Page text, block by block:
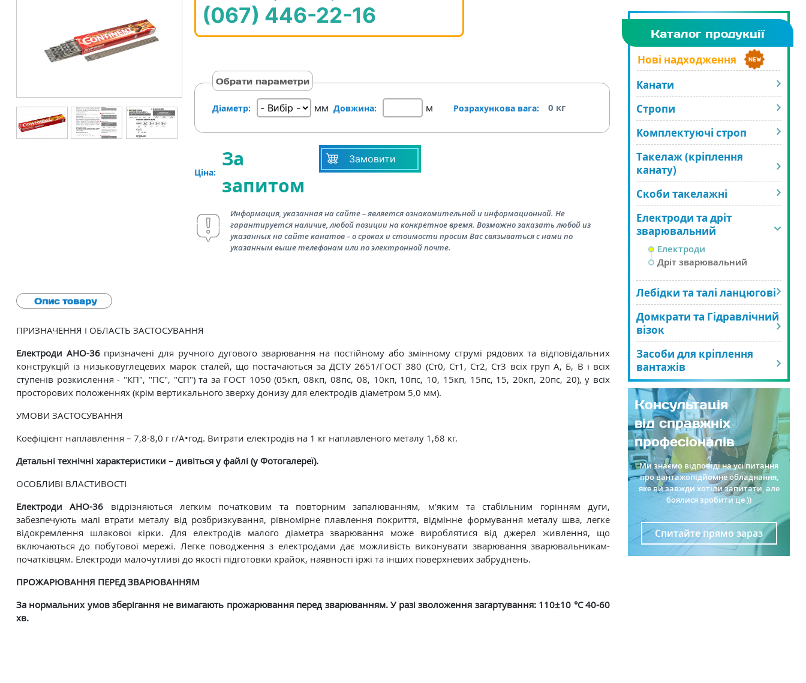
(067) 446-22-16
Обрати параметри
Діаметр: мм Довжина: м Розрахункова вага: 0 кг
Ціна:
За
запитом
Замовити
Информация, указанная на сайте – является ознакомительной и информационной. Не
гарантируется наличие, любой позиции на конкретное время. Возможно заказать любой из
указанных на сайте канатов – о сроках и стоимости просим Вас связываться с нами по
указанным выше телефонам или по электронной почте.
Опис товару
ПРИЗНАЧЕННЯ І ОБЛАСТЬ ЗАСТОСУВАННЯ
Електроди АНО-36 призначені для ручного дугового зварювання на постійному або змінному струмі рядових та відповідальних
конструкцій із низьковуглецевих марок сталей, що постачаються за ДСТУ 2651/ГОСТ 380 (Ст0, Ст1, Ст2, Ст3 всіх груп A, Б, В і всіх
ступенів розкислення - "КП", "ПС", "СП") та за ГОСТ 1050 (05кп, 08кп, 08пс, 08, 10кп, 10пс, 10, 15кп, 15пс, 15, 20кп, 20пс, 20), у всіх
просторових положеннях (крім вертикального зверху донизу для електродів діаметром 5,0 мм).
УМОВИ ЗАСТОСУВАННЯ
Коефіцієнт наплавлення – 7,8-8,0 г г/А•год. Витрати електродів на 1 кг наплавленого металу 1,68 кг.
Детальні технічні характеристики – дивіться у файлі (у Фотогалереї).
ОСОБЛИВІ ВЛАСТИВОСТІ
Електроди АНО-36 відрізняються легким початковим та повторним запалюванням, м'яким та стабільним горінням дуги,
забезпечують малі втрати металу від розбризкування, рівномірне плавлення покриття, відмінне формування металу шва, легке
відокремлення шлакової кірки. Для електродів малого діаметра зварювання може вироблятися від джерел живлення, що
включаються до побутової мережі. Легке поводження з електродами дає можливість виконувати зварювання зварювальникам-
початківцям. Електроди малочутливі до якості підготовки крайок, наявності іржі та інших поверхневих забруднень.
ПРОЖАРЮВАННЯ ПЕРЕД ЗВАРЮВАННЯМ
За нормальних умов зберігання не вимагають прожарювання перед зварюванням. У разі зволоження загартування: 110±10 °C 40-60
хв.
Каталог продукції
Нові надходження
Канати
Стропи
Комплектуючі строп
Такелаж (кріплення
канату)
Скоби такелажні
Електроди та дріт
зварювальний
Електроди
Дріт зварювальний
Лебідки та талі ланцюгові
Домкрати та Гідравлічний
візок
Засоби для кріплення
вантажів
Консультація
від справжніх
професіоналів
Ми знаємо відповіді на усі питання
про вантажопідйомне обладнання,
яке ви завжди хотіли запитати, але
боялися зробити це ))
Спитайте прямо зараз